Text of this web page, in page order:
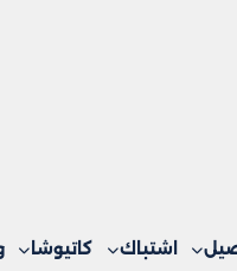
اشتباك كاتيوشا